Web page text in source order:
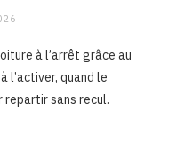
à l’arrêt grâce au
l’activer, quand le
repartir sans recul.